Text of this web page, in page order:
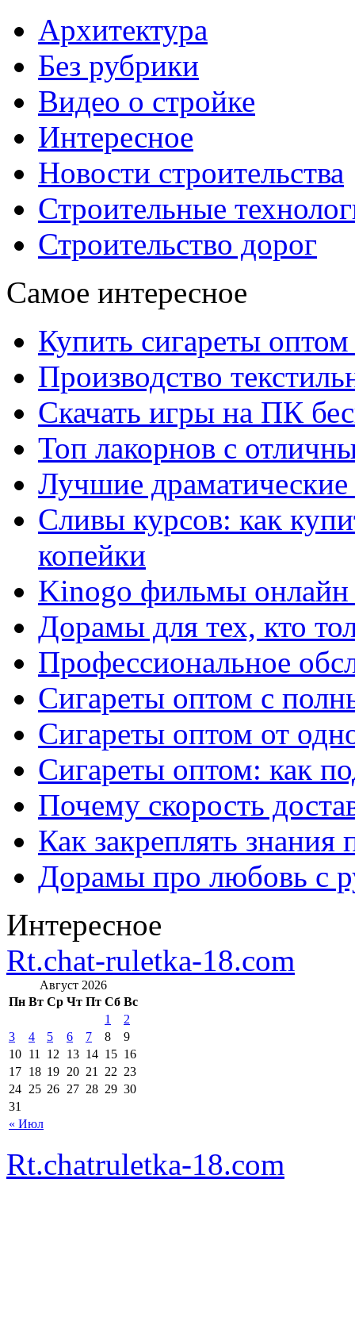
Архитектура
Без рубрики
Видео о стройке
Интересное
Новости строительства
Строительные
Строительство дорог
Самое интересное
Купить сигареты
Производство
Скачать игры на ПК
Топ лакорнов с
Лучшие
Сливы курсов: как
копейки
Kinogo фильмы онлайн
Дорамы для тех, кто
Профессиональное
Сигареты оптом с
Сигареты оптом от
Сигареты оптом: как
Почему скорость
Как закреплять знания
Дорамы про любовь с
Интересное
Rt.chat-ruletka-18.com
Август 2026
Пн Вт Ср Чт Пт Сб Вс
« Июл
1
2
3
4 5 6 7 8
9
10 11 12 13 14 15 16
17 18 19 20 21 22 23
24 25 26 27 28 29 30
31
Rt.chatruletka-18.com